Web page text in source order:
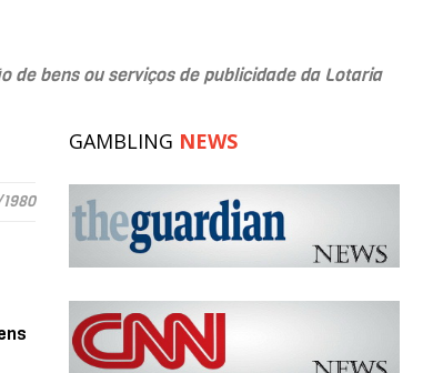
de bens ou serviços de publicidade da Lotaria
GAMBLING NEWS